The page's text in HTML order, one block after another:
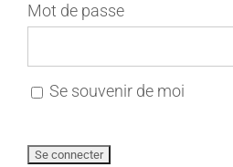
Mot de passe
Se souvenir de moi